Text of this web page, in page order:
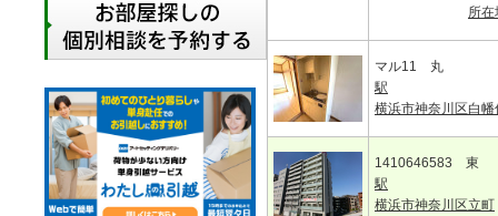
所在
マル11 丸
駅
横浜市神奈川区白幡
1410646583 東
駅
横浜市神奈川区立町